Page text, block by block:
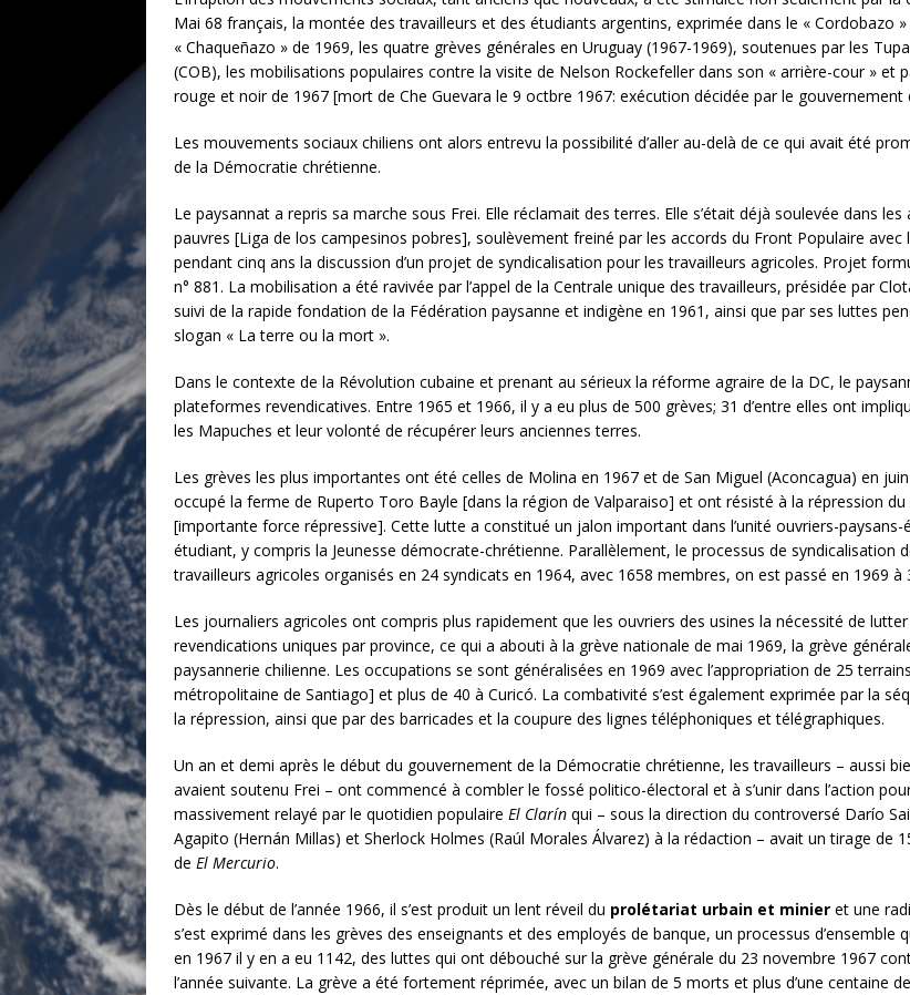
Mai 68 français, la montée des travailleurs et des étudiants argentins, exprimée dans le « Cordobazo
« Chaqueñazo » de 1969, les quatre grèves générales en Uruguay (1967-1969), soutenues par les
(COB), les mobilisations populaires contre la visite de Nelson Rockefeller dans son « arrière-cour » et
rouge et noir de 1967 [mort de Che Guevara le 9 octbre 1967: exécution décidée par le gouvernement
Les mouvements sociaux chiliens ont alors entrevu la possibilité d’aller au-delà de ce qui avait été
de la Démocratie chrétienne.
Le paysannat a repris sa marche sous Frei. Elle réclamait des terres. Elle s’était déjà soulevée dans
pauvres [Liga de los campesinos pobres], soulèvement freiné par les accords du Front Populaire
pendant cinq ans la discussion d’un projet de syndicalisation pour les travailleurs agricoles. Projet
n° 881. La mobilisation a été ravivée par l’appel de la Centrale unique des travailleurs, présidée par
suivi de la rapide fondation de la Fédération paysanne et indigène en 1961, ainsi que par ses luttes
slogan « La terre ou la mort ».
Dans le contexte de la Révolution cubaine et prenant au sérieux la réforme agraire de la DC, le
plateformes revendicatives. Entre 1965 et 1966, il y a eu plus de 500 grèves; 31 d’entre elles ont
les Mapuches et leur volonté de récupérer leurs anciennes terres.
Les grèves les plus importantes ont été celles de Molina en 1967 et de San Miguel (Aconcagua) en
occupé la ferme de Ruperto Toro Bayle [dans la région de Valparaiso] et ont résisté à la répression
[importante force répressive]. Cette lutte a constitué un jalon important dans l’unité ouvriers-
étudiant, y compris la Jeunesse démocrate-chrétienne. Parallèlement, le processus de syndicalisation
travailleurs agricoles organisés en 24 syndicats en 1964, avec 1658 membres, on est passé en 1969
Les journaliers agricoles ont compris plus rapidement que les ouvriers des usines la nécessité de
revendications uniques par province, ce qui a abouti à la grève nationale de mai 1969, la grève
paysannerie chilienne. Les occupations se sont généralisées en 1969 avec l’appropriation de 25
métropolitaine de Santiago] et plus de 40 à Curicó. La combativité s’est également exprimée par la
la répression, ainsi que par des barricades et la coupure des lignes téléphoniques et télégraphiques.
Un an et demi après le début du gouvernement de la Démocratie chrétienne, les travailleurs – aussi
avaient soutenu Frei – ont commencé à combler le fossé politico-électoral et à s’unir dans l’action
massivement relayé par le quotidien populaire El Clarín qui – sous la direction du controversé Darío
Agapito (Hernán Millas) et Sherlock Holmes (Raúl Morales Álvarez) à la rédaction – avait un tirage de
de El Mercurio.
Dès le début de l’année 1966, il s’est produit un lent réveil du prolétariat urbain et minier et une
s’est exprimé dans les grèves des enseignants et des employés de banque, un processus d’ensemble
en 1967 il y en a eu 1142, des luttes qui ont débouché sur la grève générale du 23 novembre 1967
l’année suivante. La grève a été fortement réprimée, avec un bilan de 5 morts et plus d’une centaine